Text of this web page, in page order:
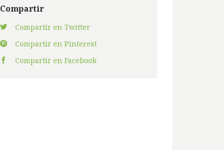
Compartir
Compartir en Twitter
Compartir en Pinterest
Compartir en Facebook